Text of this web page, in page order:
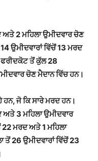
2 ਮਹਿਲਾ ਉਮੀਦਵਾਰ ਚੋਣ
ਉਮੀਦਵਾਰਾਂ ਵਿੱਚੋਂ 13 ਮਰਦ
ਤੋਂ ਕੁੱਲ 28
ਚੋਣ ਮੈਦਾਨ ਵਿੱਚ ਹਨ।
ਜੋ ਕਿ ਸਾਰੇ ਮਰਦ ਹਨ।
ਅਤੇ 3 ਮਹਿਲਾ ਉਮੀਦਵਾਰ
ਮਰਦ ਅਤੇ 1 ਮਹਿਲਾ
26 ਉਮੀਦਵਾਰਾਂ ਵਿੱਚੋਂ 23